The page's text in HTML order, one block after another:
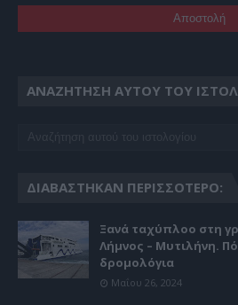
ΑΝΑΖΉΤΗΣΗ ΑΥΤΟΎ ΤΟΥ
ΔΙΑΒΆΣΤΗΚΑΝ ΠΕΡΙΣΣΌΤΕΡΟ:
Ξανά ταχύπλοο στη
Λήμνος – Μυτιλήνη.
δρομολόγια
Μαΐου 26, 2024